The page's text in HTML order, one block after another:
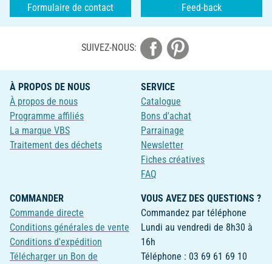
Formulaire de contact Feed-back
SUIVEZ-NOUS:
À PROPOS DE NOUS
À propos de nous
Programme affiliés
La marque VBS
Traitement des déchets
SERVICE
Catalogue
Bons d'achat
Parrainage
Newsletter
Fiches créatives
FAQ
COMMANDER
Commande directe
Conditions générales de vente
Conditions d'expédition
Télécharger un Bon de
VOUS AVEZ DES QUESTIONS ?
Commandez par téléphone
Lundi au vendredi de 8h30 à
16h
Téléphone : 03 69 61 69 10